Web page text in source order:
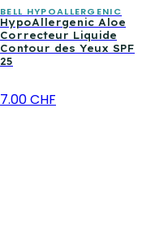
BELL HYPOALLERGENIC
HypoAllergenic Aloe
Correcteur Liquide
Contour des Yeux SPF
25
7.00 CHF